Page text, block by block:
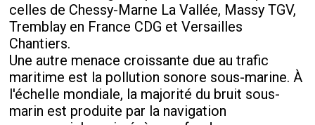
celles de Chessy-Marne La Vallée, Massy TGV,
Tremblay en France CDG et Versailles
Chantiers.
Une autre menace croissante due au trafic
maritime est la pollution sonore sous-marine. À
l'échelle mondiale, la majorité du bruit sous-
marin est produite par la navigation